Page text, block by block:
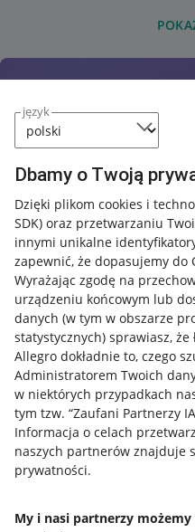
język
Dbamy o Twoją
Dzięki plikom cookies i
SDK) oraz przetwarzaniu
innymi unikalne
zapewnić, że dopasujemy do
Wyrażając zgodę na
urządzeniu końcowym lub
danych (w tym w obszarze
statystycznych) sprawiasz,
Allegro dokładnie to, czego
Administratorem Twoich
w niektórych przypadkach
tym tzw. “Zaufani Partnerzy
Informacja o celach
naszych partnerów znajduje
prywatności.
My i nasi partnerzy
Przydatne informacje
Jak to działa